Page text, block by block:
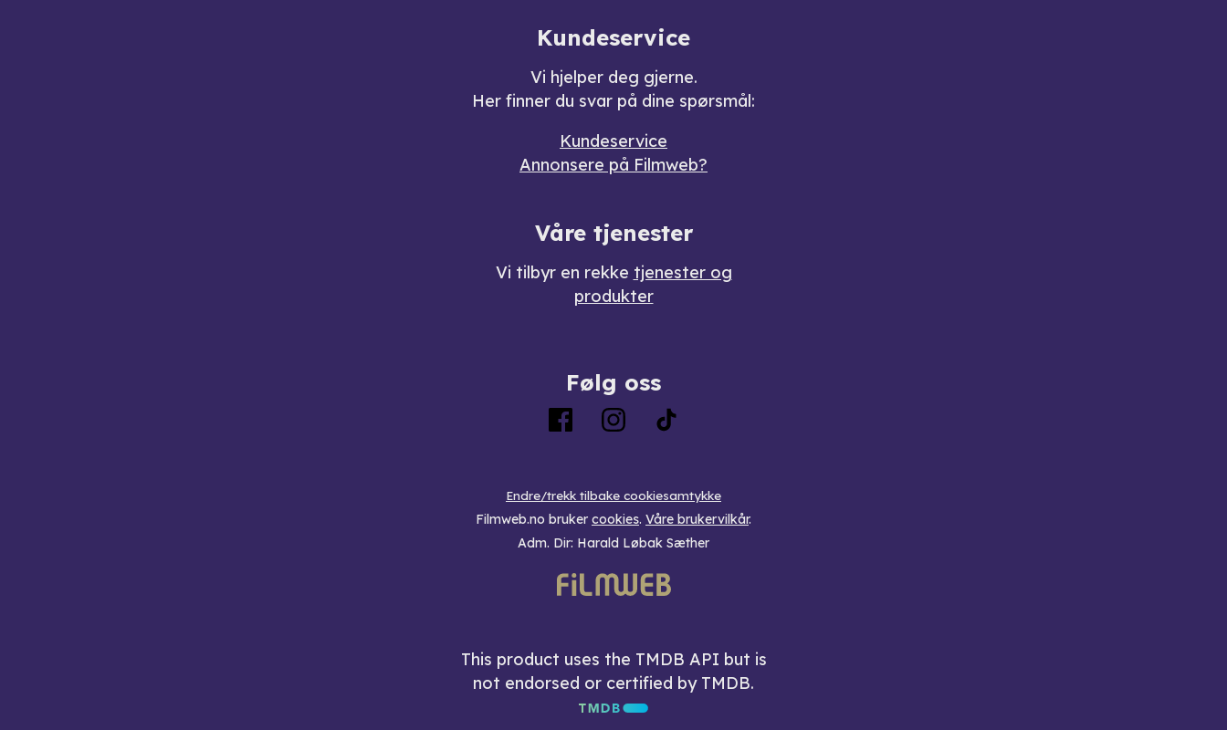
Kundeservice
Vi hjelper deg gjerne.
Her finner du svar på dine spørsmål:
Kundeservice
Annonsere på Filmweb?
Våre tjenester
Vi tilbyr en rekke tjenester og
produkter
Følg oss
Endre/trekk tilbake cookiesamtykke
Filmweb.no bruker cookies. Våre brukervilkår.
Adm. Dir: Harald Løbak Sæther
This product uses the TMDB API but is
not endorsed or certified by TMDB.